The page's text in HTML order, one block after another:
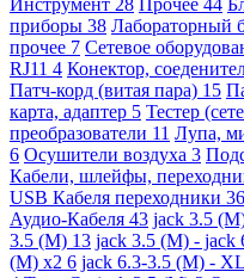
приборы 38 Лабораторный
прочее 7 Сетевое
RJ11 4 Конектор,
Патч-корд (витая пара) 15
карта, адаптер 5 Тестер
преобразователи 11 Лупа,
6 Осушители воздуха 3
Кабели, шлейфы,
USB Кабеля переходники 36
Аудио-Кабеля 43 jack 3.5
3.5 (M) 13 jack 3.5 (M) - jack
(M) x2 6 jack 6.3-3.5 (M) -